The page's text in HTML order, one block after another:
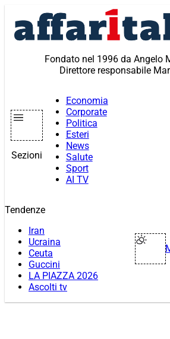
contenuto
Fondato nel 1996 da Angelo
Direttore responsabile
Sezioni
Economia
Corporate
Politica
Esteri
News
Salute
Sport
AI TV
Tendenze
Iran
Ucraina
Ceuta
Guccini
LA PIAZZA 2026
Ascolti tv